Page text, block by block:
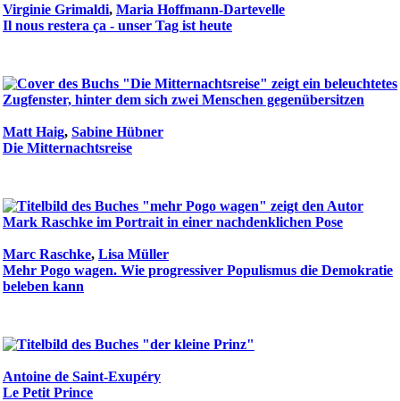
Virginie Grimaldi, Maria Hoffmann-Dartevelle
Il nous restera ça - unser Tag ist heute
Matt Haig, Sabine Hübner
Die Mitternachtsreise
Marc Raschke, Lisa Müller
Mehr Pogo wagen. Wie progressiver Populismus die Demokratie
beleben kann
Antoine de Saint-Exupéry
Le Petit Prince